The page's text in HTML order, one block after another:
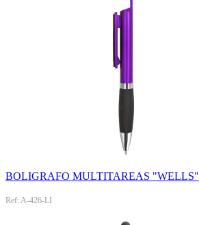
BOLIGRAFO MULTITAREAS "WELLS"
Ref: A-426-LI